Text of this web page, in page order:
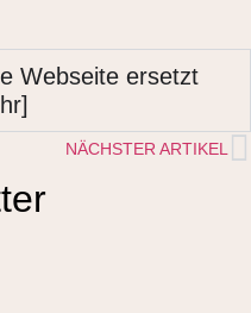
Webseite ersetzt
NÄCHSTER ARTIKEL